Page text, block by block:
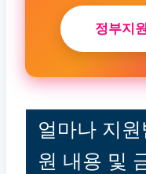
정부지
얼마나 지
원 내용 및